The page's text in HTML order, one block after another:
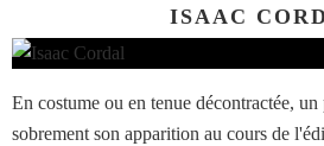
ISAAC
En costume ou en tenue décontractée,
sobrement son apparition au cours de